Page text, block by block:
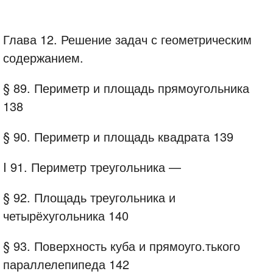
Глава 12. Решение задач с геометрическим
содержанием.
§ 89. Периметр и площадь прямоугольника
138
§ 90. Периметр и площадь квадрата 139
I 91. Периметр треугольника —
§ 92. Площадь треугольника и
четырёхугольника 140
§ 93. Поверхность куба и прямоуго.тького
параллелепипеда 142